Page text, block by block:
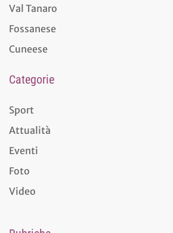
Val Tanaro
Fossanese
Cuneese
Categorie
Sport
Attualità
Eventi
Foto
Video